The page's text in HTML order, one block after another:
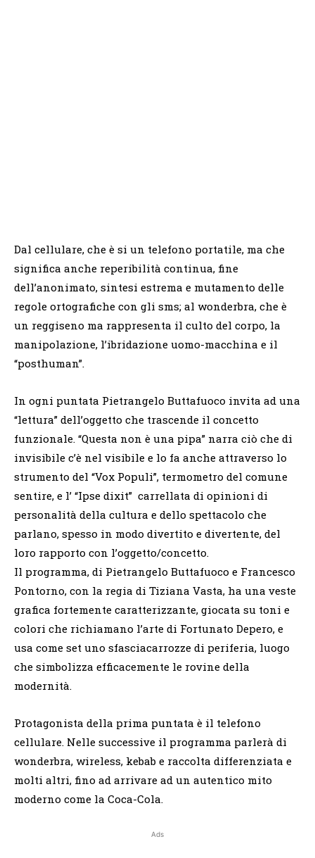
Dal cellulare, che è si un telefono portatile, ma che
significa anche reperibilità continua, fine
dell’anonimato, sintesi estrema e mutamento delle
regole ortografiche con gli sms; al wonderbra, che è
un reggiseno ma rappresenta il culto del corpo, la
manipolazione, l’ibridazione uomo-macchina e il
“posthuman”.
In ogni puntata Pietrangelo Buttafuoco invita ad una
“lettura” dell’oggetto che trascende il concetto
funzionale. “Questa non è una pipa” narra ciò che di
invisibile c’è nel visibile e lo fa anche attraverso lo
strumento del “Vox Populi”, termometro del comune
sentire, e l’ “Ipse dixit” carrellata di opinioni di
personalità della cultura e dello spettacolo che
parlano, spesso in modo divertito e divertente, del
loro rapporto con l’oggetto/concetto.
Il programma, di Pietrangelo Buttafuoco e Francesco
Pontorno, con la regia di Tiziana Vasta, ha una veste
grafica fortemente caratterizzante, giocata su toni e
colori che richiamano l’arte di Fortunato Depero, e
usa come set uno sfasciacarrozze di periferia, luogo
che simbolizza efficacemente le rovine della
modernità.
Protagonista della prima puntata è il telefono
cellulare. Nelle successive il programma parlerà di
wonderbra, wireless, kebab e raccolta differenziata e
molti altri, fino ad arrivare ad un autentico mito
moderno come la Coca-Cola.
Ads